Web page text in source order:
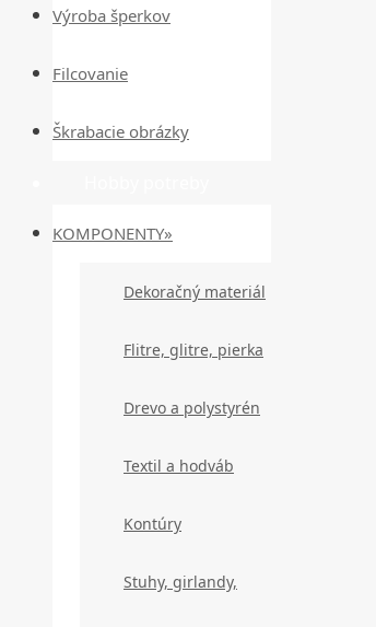
Výroba šperkov
Filcovanie
Škrabacie obrázky
KOMPONENTY»
Dekoračný materiál
Flitre, glitre, pierka
Drevo a polystyrén
Textil a hodváb
Kontúry
Stuhy, girlandy,